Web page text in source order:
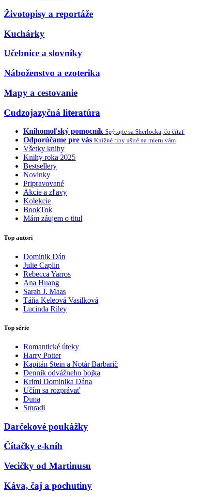
Životopisy a reportáže
Kuchárky
Učebnice a slovníky
Náboženstvo a ezoterika
Mapy a cestovanie
Cudzojazyčná literatúra
Knihomoľský pomocník Spýtajte sa Sherlocka, čo čítať
Odporúčame pre vás Knižné tipy ušité na mieru vám
Všetky knihy
Knihy roka 2025
Bestsellery
Novinky
Pripravované
Akcie a zľavy
Kolekcie
BookTok
Mám záujem o titul
Top autori
Dominik Dán
Julie Caplin
Rebecca Yarros
Ana Huang
Sarah J. Maas
Táňa Keleová Vasilková
Lucinda Riley
Top série
Romantické úteky
Harry Potter
Kapitán Stein a Notár Barbarič
Denník odvážneho bojka
Krimi Dominika Dána
Učím sa rozprávať
Duna
Smradi
Darčekové poukážky
Čítačky e-kníh
Vecičky od Martinusu
Káva, čaj a pochutiny